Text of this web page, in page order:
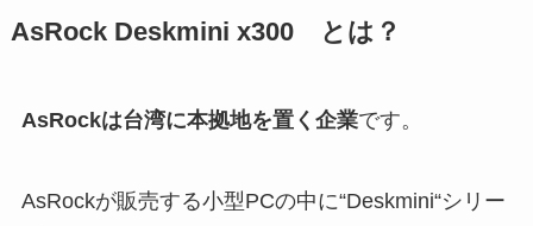
AsRock Deskmini x300 とは？
AsRockは台湾に本拠地を置く企業です。
AsRockが販売する小型PCの中に“Deskmini“シリー